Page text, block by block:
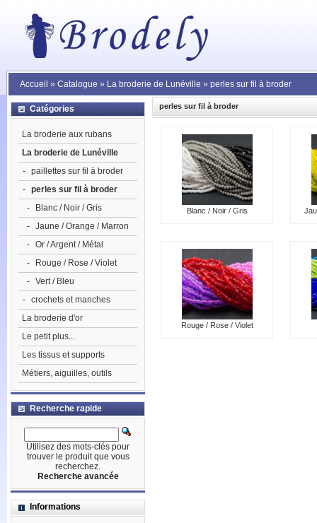
Accueil » Catalogue » La broderie de Lunéville » perles sur fil à broder
perles sur fil à broder
Blanc / Noir / Gris
Rouge / Rose / Violet
Catégories
La broderie aux rubans
La broderie de Lunéville
- paillettes sur fil à broder
- perles sur fil à broder
-
Blanc / Noir / Gris
- Jaune / Orange / Marron
- Or / Argent / Métal
-
Rouge / Rose / Violet
- Vert / Bleu
- crochets et manches
La broderie d'or
Le petit plus...
Les tissus et supports
Métiers, aiguilles, outils
Recherche rapide
Utilisez des mots-clés pour
trouver le produit que vous
recherchez.
Recherche avancée
Informations